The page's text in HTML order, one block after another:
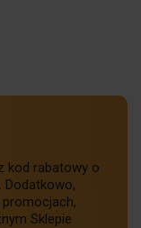
kod rabatowy o
Dodatkowo,
Sklepie